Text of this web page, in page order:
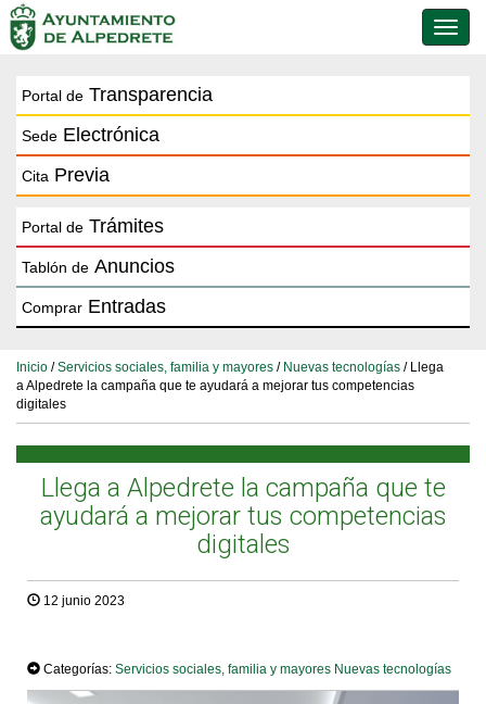
de
Portal de Transparencia
Sede Electrónica
Cita Previa
Portal de Trámites
Tablón de Anuncios
Comprar Entradas
Inicio /Servicios sociales, familia y mayores / Nuevas tecnologías / Llega
a Alpedrete la campaña que te ayudará a mejorar tus competencias
digitales
Llega a Alpedrete la campaña que te
ayudará a mejorar tus competencias
digitales
12 junio 2023
Categorías: Servicios sociales, familia y mayores Nuevas tecnologías